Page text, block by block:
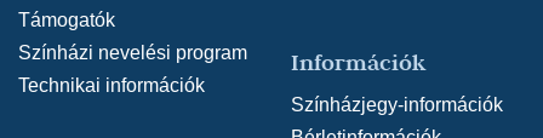
Támogatók
Színházi nevelési program
Technikai információk
Információk
Színházjegy-információk